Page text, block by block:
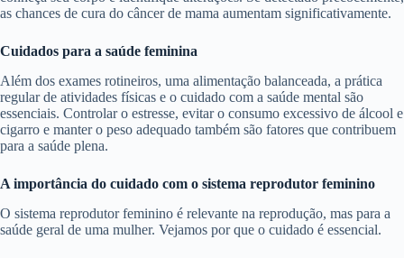
as chances de cura do câncer de mama aumentam significativamente.
Cuidados para a saúde feminina
Além dos exames rotineiros, uma alimentação balanceada, a prática
regular de atividades físicas e o cuidado com a saúde mental são
essenciais. Controlar o estresse, evitar o consumo excessivo de álcool e
cigarro e manter o peso adequado também são fatores que contribuem
para a saúde plena.
A importância do cuidado com o sistema reprodutor feminino
O sistema reprodutor feminino é relevante na reprodução, mas para a
saúde geral de uma mulher. Vejamos por que o cuidado é essencial.